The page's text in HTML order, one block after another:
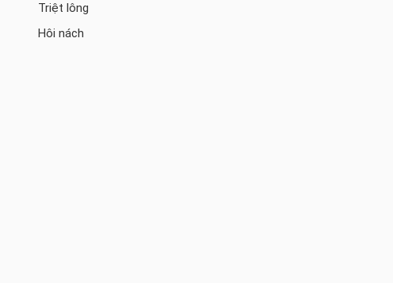
Triệt lông
Hôi nách